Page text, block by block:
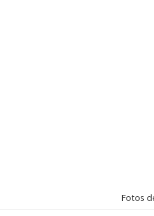
Fotos